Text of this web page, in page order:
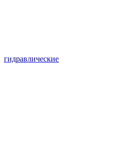
гидравлические